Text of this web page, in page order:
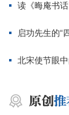
读《晦庵书
启功先生的“
北宋使节眼